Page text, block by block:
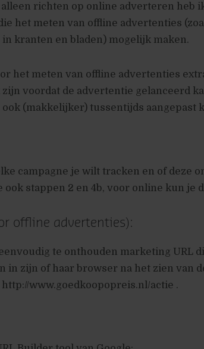
richten op online adverteren heb
het meten van offline advertenties
kranten en bladen) mogelijk maken.
het meten van offline advertenties
voordat de advertentie gelanceerd
(makkelijker) tussentijds aangepast
campagne je wilt tracken en of deze
ook stappen 2 en 4b, voor online kun je
offline advertenties):
te onthouden marketing URL
in zijn of haar browser na het zien van
www.goedkoopopreis.nl/actie .